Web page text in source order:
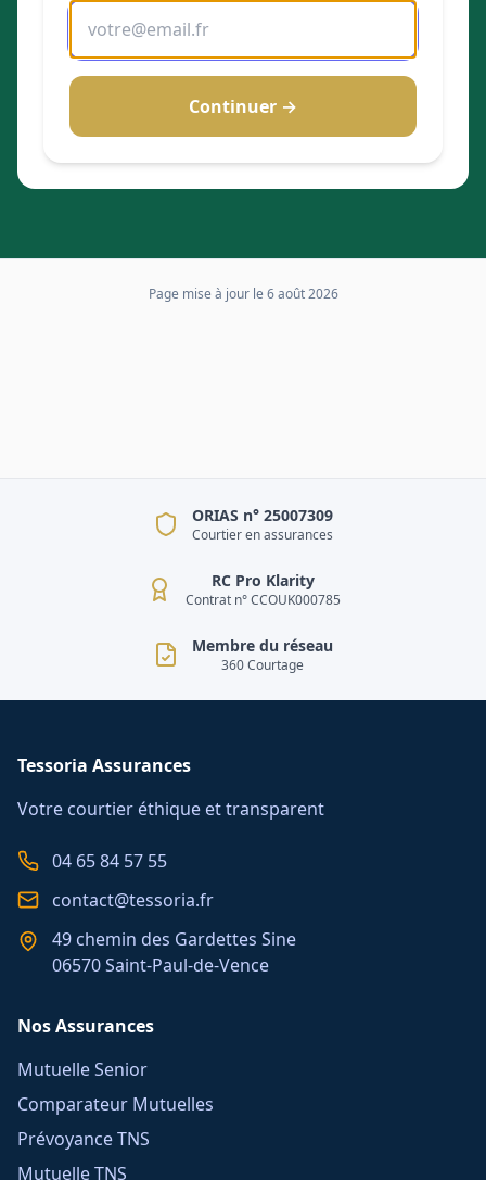
Continuer →
Page mise à jour le 6 août 2026
ORIAS n° 25007309
Courtier en assurances
RC Pro Klarity
Contrat n° CCOUK000785
Membre du réseau
360 Courtage
Tessoria Assurances
Votre courtier éthique et transparent
04 65 84 57 55
contact@tessoria.fr
49 chemin des Gardettes Sine
06570 Saint-Paul-de-Vence
Nos Assurances
Mutuelle Senior
Comparateur Mutuelles
Prévoyance TNS
Mutuelle TNS